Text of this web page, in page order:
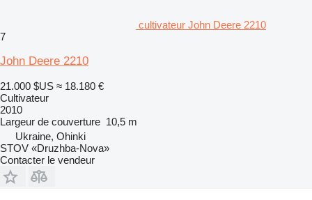
cultivateur John Deere 2210
7
John Deere 2210
21.000 $US ≈ 18.180 €
Cultivateur
2010
Largeur de couverture 10,5 m
Ukraine, Ohinki
STOV «Druzhba-Nova»
Contacter le vendeur